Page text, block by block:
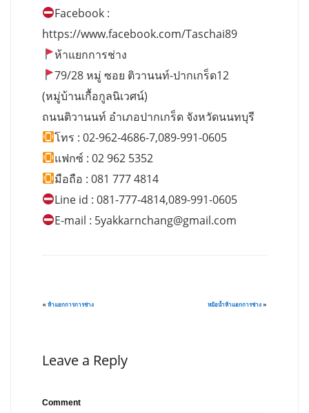
Facebook :
https://www.facebook.com/Taschai89
ห้าแยกการช่าง
79/28 หมู่ ซอย ติวานนท์-ปากเกร็ด12
(หมู่บ้านเกื้อกูลนิเวศน์)
ถนนติวานนท์ อำเภอปากเกร็ด จังหวัดนนทบุรี
โทร : 02-962-4686-7,089-991-0605
แฟกซ์ : 02 962 5352
มือถือ : 081 777 4814
Line id : 081-777-4814,089-991-0605
E-mail : 5yakkarnchang@gmail.com
« ห้าแยกการการช่าง หม้อน้ำห้าแยกการช่าง »
Leave a Reply
Comment